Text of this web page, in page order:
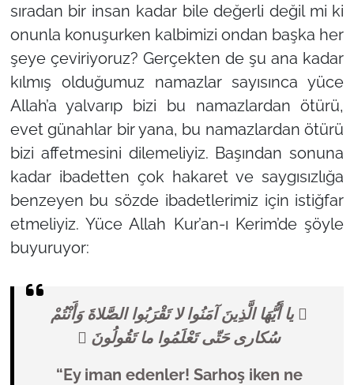
sıradan bir insan kadar bile değerli değil mi ki
onunla konuşurken kalbimizi ondan başka her
şeye çeviriyoruz? Gerçekten de şu ana kadar
kılmış olduğumuz namazlar sayısınca yüce
Allah’a yalvarıp bizi bu namazlardan ötürü,
evet günahlar bir yana, bu namazlardan ötürü
bizi affetmesini dilemeliyiz. Başından sonuna
kadar ibadetten çok hakaret ve saygısızlığa
benzeyen bu sözde ibadetlerimiz için istiğfar
etmeliyiz. Yüce Allah Kur’an-ı Kerim’de şöyle
buyuruyor:
 يا أَيُّهَا الَّذِينَ آمَنُوا لا تَقْرَبُوا الصَّلاةَ وَأَنْتُمْ
سُكارى حَتّى تَعْلَمُوا ما تَقُولُونَ 
“Ey iman edenler! Sarhoş iken ne